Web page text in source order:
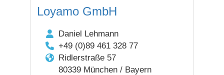
Loyamo GmbH
Daniel Lehmann
+49 (0)89 461 328 77
Ridlerstraße 57
80339 München / Bayern